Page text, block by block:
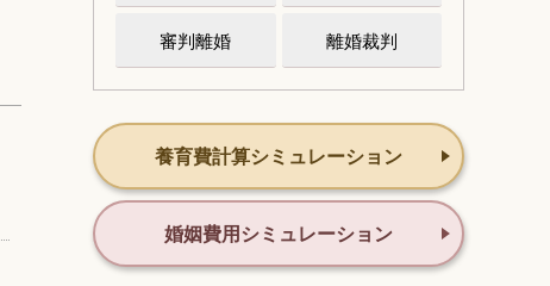
審判離婚 離婚裁判
養育費計算シミュレーション
婚姻費用シミュレーション